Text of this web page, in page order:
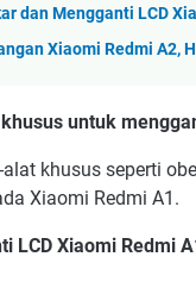
dan Mengganti LCD
Xiaomi Redmi A2,
untuk
khusus seperti
Xiaomi Redmi A1.
LCD Xiaomi Redmi